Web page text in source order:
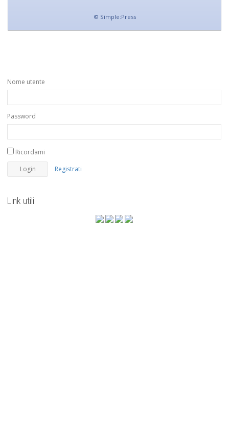
© Simple:Press
Nome utente
Password
Ricordami
Registrati
Link utili